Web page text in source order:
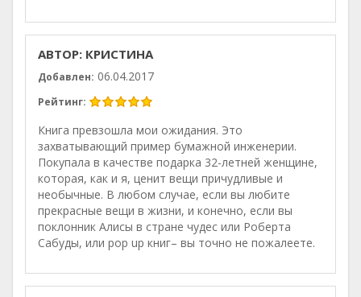
АВТОР: КРИСТИНА
Добавлен: 06.04.2017
Рейтинг:
Книга превзошла мои ожидания. Это
захватывающий пример бумажной инженерии.
Покупала в качестве подарка 32-летней женщине,
которая, как и я, ценит вещи причудливые и
необычные. В любом случае, если вы любите
прекрасные вещи в жизни, и конечно, если вы
поклонник Алисы в стране чудес или Роберта
Сабуды, или pop up книг– вы точно не пожалеете.